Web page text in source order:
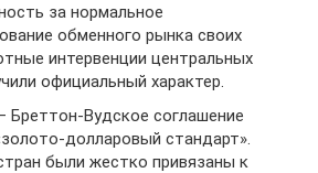
за нормальное
обменного рынка своих
интервенции центральных
официальный характер.
Бреттон-Вудское соглашение
долларовый стандарт».
были жестко привязаны к